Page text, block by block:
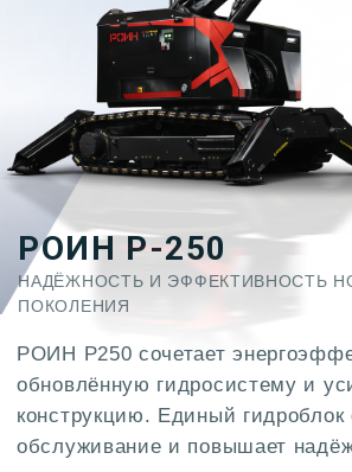
РОИН Р-250
НАДЁЖНОСТЬ И ЭФФЕКТИВНОСТЬ НОВОГО
РОИН Р250 сочетает энергоэффективность,
обновлённую гидросистему и усиленную
конструкцию. Единый гидроблок облегчает
обслуживание и повышает надёжность. Новый
привод стрелы увеличивает скорость и
устойчивость, а модернизированные аутригеры
обеспечивают манёвренность и стабильность в
любых условиях.